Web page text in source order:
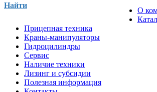
Найти
О
Прицепная техника
Краны-манипуляторы
Гидроцилиндры
Сервис
Наличие техники
Лизинг и субсидии
Полезная информация